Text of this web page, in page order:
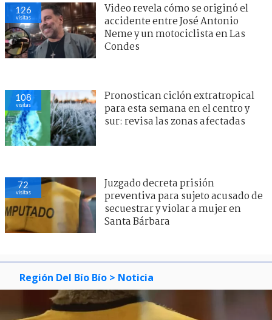
126
visitas
Video revela cómo se originó el
accidente entre José Antonio
Neme y un motociclista en Las
Condes
108
visitas
Pronostican ciclón extratropical
para esta semana en el centro y
sur: revisa las zonas afectadas
72
visitas
Juzgado decreta prisión
preventiva para sujeto acusado de
secuestrar y violar a mujer en
Santa Bárbara
Región Del Bío Bío > Noticia